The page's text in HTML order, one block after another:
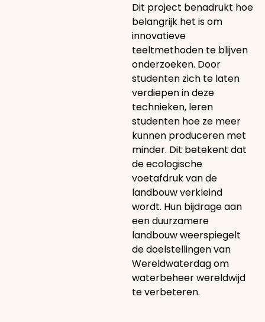
Dit project benadrukt hoe
belangrijk het is om
innovatieve
teeltmethoden te blijven
onderzoeken. Door
studenten zich te laten
verdiepen in deze
technieken, leren
studenten hoe ze meer
kunnen produceren met
minder. Dit betekent dat
de ecologische
voetafdruk van de
landbouw verkleind
wordt. Hun bijdrage aan
een duurzamere
landbouw weerspiegelt
de doelstellingen van
Wereldwaterdag om
waterbeheer wereldwijd
te verbeteren.